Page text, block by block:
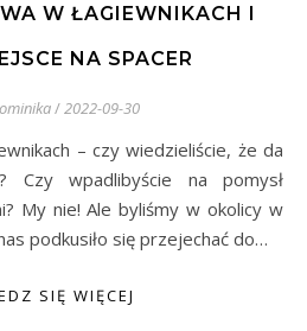
W ŁAGIEWNIKACH I
NA SPACER
/2022-09-30
Czy wpadlibyście na pomysł
My nie! Ale byliśmy w okolicy w
podkusiło się przejechać do…
SIĘ WIĘCEJ